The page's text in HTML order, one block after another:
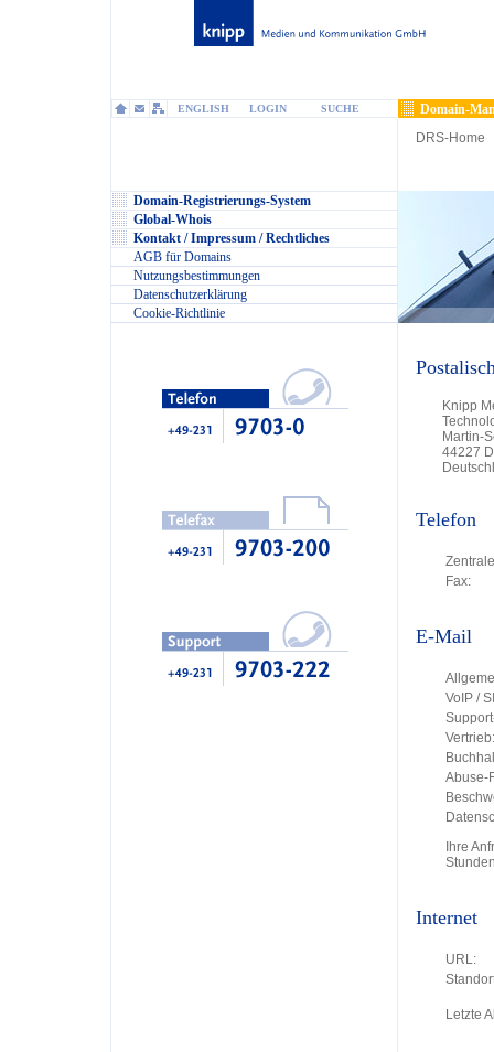
ENGLISH LOGIN SUCHE
Domain-
DRS-Home
Domain-Registrierungs-System
Global-Whois
Kontakt / Impressum / Rechtliches
AGB für Domains
Nutzungsbestimmungen
Datenschutzerklärung
Cookie-Richtlinie
Knipp
Martin-
44227
Telefon
Fax:
E-Mail
VoIP /
Vertrieb:
Abuse-
Ihre
Internet
URL:
Letzte